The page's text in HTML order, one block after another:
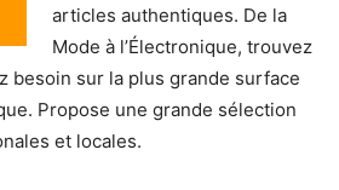
articles authentiques. De la
Mode à l’Électronique, trouvez
besoin sur la plus grande surface
Propose une grande sélection
et locales.